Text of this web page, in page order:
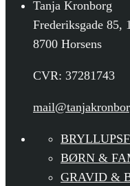
Tanja Kronborg
Frederiksgade 85,
8700 Horsens
CVR: 37281743
BØRN &
GRAVID &